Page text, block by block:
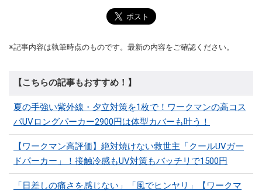
※記事内容は執筆時点のものです。最新の内容をご確認ください。
【こちらの記事もおすすめ！】
夏の手強い紫外線・夕立対策を1枚で！ワークマンの高コス
パUVロングパーカー2900円は体型カバーも叶う！
【ワークマン高評価】絶対焼けない救世主「クールUVガー
ドパーカー」！接触冷感もUV対策もバッチリで1500円
「日差しの痛さを感じない」「風でヒンヤリ」【ワークマ